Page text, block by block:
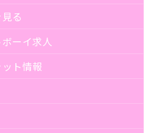
る
ーイ求人
ト情報